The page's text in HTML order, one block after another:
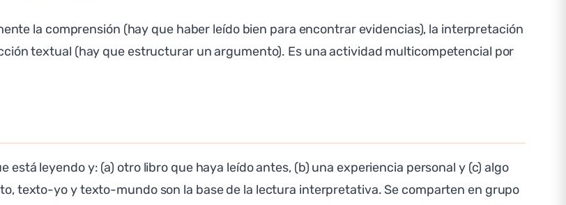
la comprensión (hay que haber leído bien para encontrar evidencias), la interpretación
textual (hay que estructurar un argumento). Es una actividad multicompetencial por
leyendo y: (a) otro libro que haya leído antes, (b) una experiencia personal y (c) algo
texto-yo y texto-mundo son la base de la lectura interpretativa. Se comparten en grupo